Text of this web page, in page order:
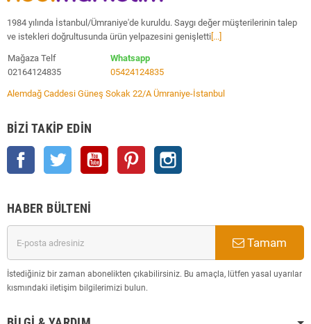
1984 yılında İstanbul/Ümraniye'de kuruldu. Saygı değer müşterilerinin talep
ve istekleri doğrultusunda ürün yelpazesini genişletti [...]
Mağaza Telf
02164124835
Whatsapp
05424124835
Alemdağ Caddesi Güneş Sokak 22/A Ümraniye-İstanbul
BIZI TAKIP EDIN
Facebook Twitter YouTube Pinterest
HABER BÜLTENI
Tamam
İstediğiniz bir zaman abonelikten çıkabilirsiniz. Bu amaçla, lütfen yasal uyarılar
kısmındaki iletişim bilgilerimizi bulun.